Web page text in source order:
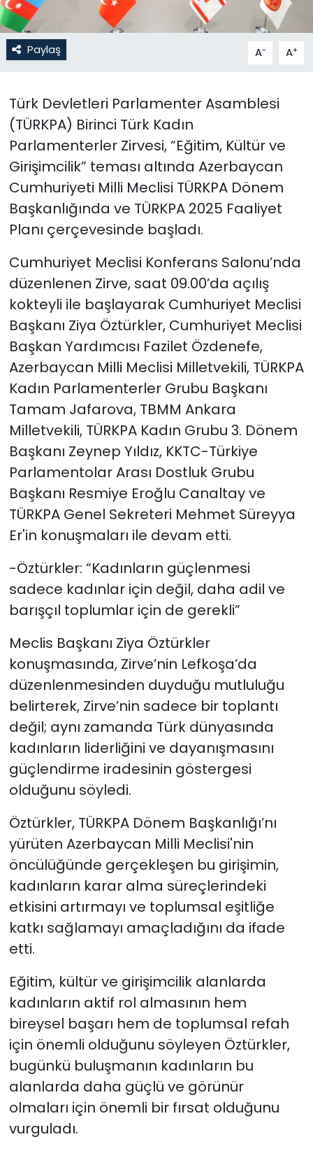
Paylaş A- A+
Türk Devletleri Parlamenter Asamblesi
(TÜRKPA) Birinci Türk Kadın
Parlamenterler Zirvesi, “Eğitim, Kültür ve
Girişimcilik” teması altında Azerbaycan
Cumhuriyeti Milli Meclisi TÜRKPA Dönem
Başkanlığında ve TÜRKPA 2025 Faaliyet
Planı çerçevesinde başladı.
Cumhuriyet Meclisi Konferans Salonu’nda
düzenlenen Zirve, saat 09.00’da açılış
kokteyli ile başlayarak Cumhuriyet Meclisi
Başkanı Ziya Öztürkler, Cumhuriyet Meclisi
Başkan Yardımcısı Fazilet Özdenefe,
Azerbaycan Milli Meclisi Milletvekili, TÜRKPA
Kadın Parlamenterler Grubu Başkanı
Tamam Jafarova, TBMM Ankara
Milletvekili, TÜRKPA Kadın Grubu 3. Dönem
Başkanı Zeynep Yıldız, KKTC-Türkiye
Parlamentolar Arası Dostluk Grubu
Başkanı Resmiye Eroğlu Canaltay ve
TÜRKPA Genel Sekreteri Mehmet Süreyya
Er'in konuşmaları ile devam etti.
-Öztürkler: “Kadınların güçlenmesi
sadece kadınlar için değil, daha adil ve
barışçıl toplumlar için de gerekli”
Meclis Başkanı Ziya Öztürkler
konuşmasında, Zirve’nin Lefkoşa’da
düzenlenmesinden duyduğu mutluluğu
belirterek, Zirve’nin sadece bir toplantı
değil; aynı zamanda Türk dünyasında
kadınların liderliğini ve dayanışmasını
güçlendirme iradesinin göstergesi
olduğunu söyledi.
Öztürkler, TÜRKPA Dönem Başkanlığı’nı
yürüten Azerbaycan Milli Meclisi'nin
öncülüğünde gerçekleşen bu girişimin,
kadınların karar alma süreçlerindeki
etkisini artırmayı ve toplumsal eşitliğe
katkı sağlamayı amaçladığını da ifade
etti.
Eğitim, kültür ve girişimcilik alanlarda
kadınların aktif rol almasının hem
bireysel başarı hem de toplumsal refah
için önemli olduğunu söyleyen Öztürkler,
bugünkü buluşmanın kadınların bu
alanlarda daha güçlü ve görünür
olmaları için önemli bir fırsat olduğunu
vurguladı.
Nöbetçi Eczaneler
Otomobil Dünyası
SAĞLIK
Spor
Teknoloji
TÜRKiYE
Video Galeri
YAŞAM
Yazarlar